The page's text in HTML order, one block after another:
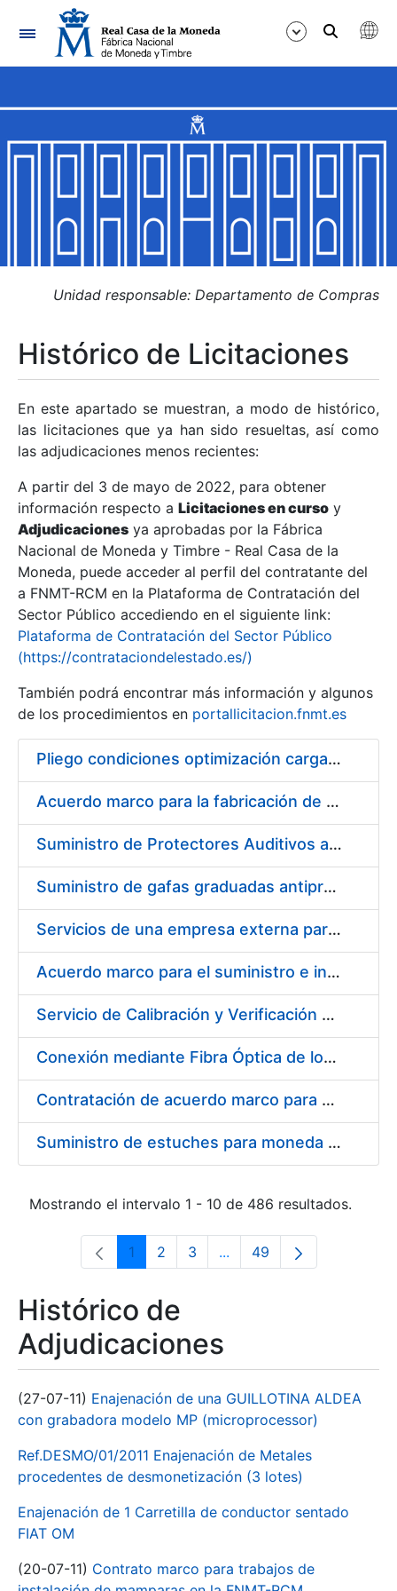
Navegación
Mostrar/Ocultar
Mostrar/Ocultar
Mostrar/Ocultar
Mostrar/Ocultar
Mostrar/Ocultar
Mostrar/Ocultar
Unidad responsable: Departamento de Compras
Histórico de Licitaciones
En este apartado se muestran, a modo de histórico,
las licitaciones que ya han sido resueltas, así como
las adjudicaciones menos recientes:
A partir del 3 de mayo de 2022, para obtener
información respecto a Licitaciones en curso y
Adjudicaciones ya aprobadas por la Fábrica
Nacional de Moneda y Timbre - Real Casa de la
Moneda, puede acceder al perfil del contratante del
a FNMT-RCM en la Plataforma de Contratación del
Sector Público accediendo en el siguiente link:
Plataforma de Contratación del Sector Público
(https://contrataciondelestado.es/)
También podrá encontrar más información y algunos
de los procedimientos en portallicitacion.fnmt.es
Pliego condiciones optimización cargas compras firmado
Acuerdo marco para la fabricación de piezas
Suministro de Protectores Auditivos a medida para las personas trabajadoras de los Centros de Trabajo de Madrid y Burgos
Suministro de gafas graduadas antiproyecciones para los trabajadores de la FNMT-RCM en los centros de trabajo de Madrid y Burgos
Servicios de una empresa externa para el asesoramiento y resolución de los recursos de alzada que se presentan relacionados con procesos de selección para la FNMT-RCM
Acuerdo marco para el suministro e instalación de persianas, estores y otros complementos
Servicio de Calibración y Verificación Externa de los Equipos de Medición del Servicio de Prevención de la FNMT-RCM
Conexión mediante Fibra Óptica de los Centros de Proceso de Datos (CPDs) de las sedes de la FNMT-RCM de Burgos y Madrid
Contratación de acuerdo marco para el Suministro de Material de Electricidad para la Fábrica Nacional de Moneda y Timbre-Real Casa de la Moneda en su centro de trabajo de Burgos
Suministro de estuches para moneda de 30 €
Mostrando el intervalo 1 - 10 de 486 resultados.
Página
1 Página
2 Página
3 ...Páginas intermedias Use
Página
49
Histórico de
Adjudicaciones
(27-07-11) Enajenación de una GUILLOTINA ALDEA
con grabadora modelo MP (microprocessor)
Ref.DESMO/01/2011 Enajenación de Metales
procedentes de desmonetización (3 lotes)
Enajenación de 1 Carretilla de conductor sentado
FIAT OM
(20-07-11) Contrato marco para trabajos de